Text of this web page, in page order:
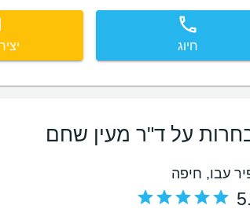
חיוג
על ד"ר מעין שחם
עבו, חיפה